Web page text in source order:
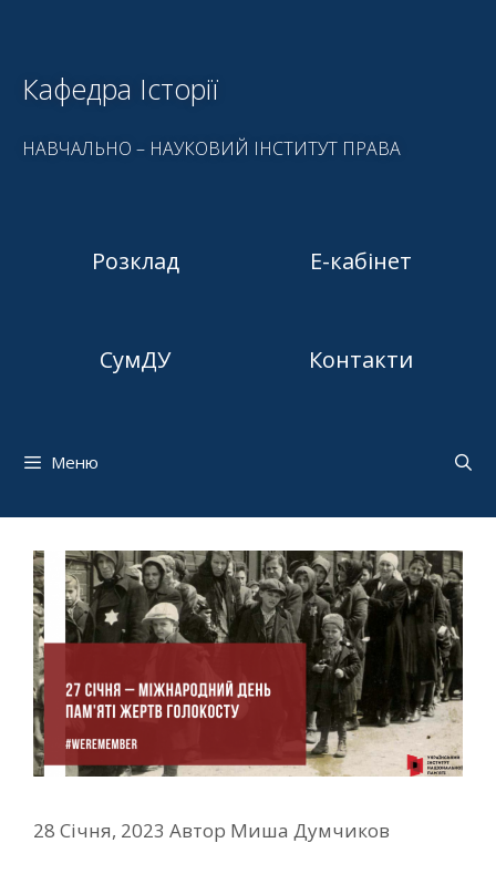
Кафедра Історії
НАВЧАЛЬНО – НАУКОВИЙ ІНСТИТУТ ПРАВА
Розклад Е-кабінет
СумДУ Контакти
Меню
28 Січня, 2023 Автор Миша Думчиков